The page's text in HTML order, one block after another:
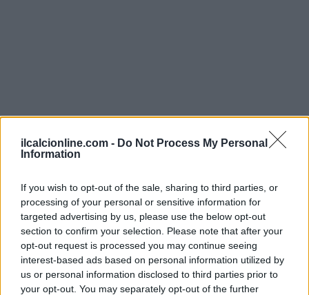
ilcalcionline.com - Do Not Process My Personal
Information
If you wish to opt-out of the sale, sharing to third parties, or
processing of your personal or sensitive information for
targeted advertising by us, please use the below opt-out
section to confirm your selection. Please note that after your
opt-out request is processed you may continue seeing
interest-based ads based on personal information utilized by
us or personal information disclosed to third parties prior to
your opt-out. You may separately opt-out of the further
AUTORE
Francesca Lombardi, fiorentina, prese appunti
tecnici dal primo box di un circuito toscano e
da allora firma approfondimenti sui motori. In
redazione sostiene un approccio metodico alle
prove su pista, cura il format 'tecnica e
cronaca' e conserva i fogli di appunti del
debutto tecnico in autodromo.